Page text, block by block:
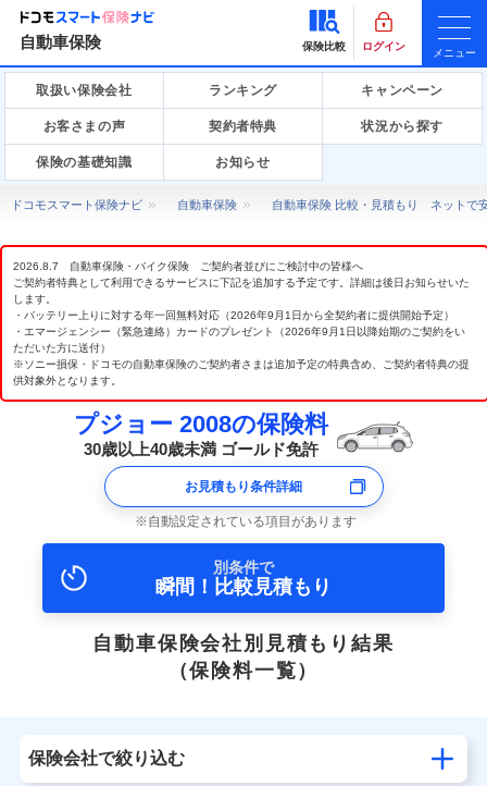
自動車保険 保険比較 ログイン
メニュー
取扱い保険会社 ランキング キャンペーン
お客さまの声 契約者特典 状況から探す
保険の基礎知識 お知らせ
ドコモスマート保険ナビ 自動車保険 自動車保険 比較・見積もり ネットで
2026.8.7 自動車保険・バイク保険 ご契約者並びにご検討中の皆様へ
ご契約者特典として利用できるサービスに下記を追加する予定です。詳細は後日お知らせいた
します。
・バッテリー上りに対する年一回無料対応（2026年9月1日から全契約者に提供開始予定）
・エマージェンシー（緊急連絡）カードのプレゼント（2026年9月1日以降始期のご契約をい
ただいた方に送付）
※ソニー損保・ドコモの自動車保険のご契約者さまは追加予定の特典含め、ご契約者特典の提
供対象外となります。
プジョー 2008の保険料
30歳以上40歳未満 ゴールド免許
お見積もり条件詳細
自動設定されている項目があります
別条件で
瞬間！比較見積もり
自動車保険会社別見積もり結果
（保険料一覧）
保険会社で絞り込む